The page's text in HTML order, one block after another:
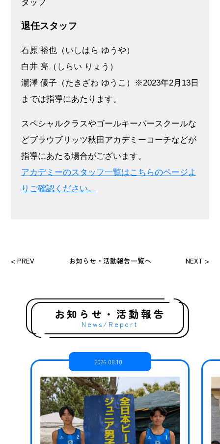
タッフ
退任スタッフ
石原 裕也（いしはら ゆうや）
白井 亮（しらい りょう）
瀧澤 優子（たきざわ ゆうこ）※2023年2月13日
までは指導にあたります。
スペシャルクラスやゴールキーパースクールな
どブラウブリッツ秋田アカデミーコーチなどが
指導にあたる場合がございます。
アカデミーのス タッフ一覧はこちらのページよ
りご確認ください。
< PREV お知らせ・活動報告一覧へ NEXT >
お知らせ・活動報告
News/Report
2026.08.10